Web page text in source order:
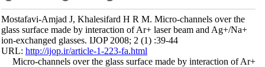
Mostafavi-Amjad J, Khalesifard H R M. Micro-channels over the
glass surface made by interaction of Ar+ laser beam and Ag+/Na+
ion-exchanged glasses. IJOP 2008; 2 (1) :39-44
URL:http://ijop.ir/article-1-223-fa.html
Micro-channels over the glass surface made by interaction of Ar+